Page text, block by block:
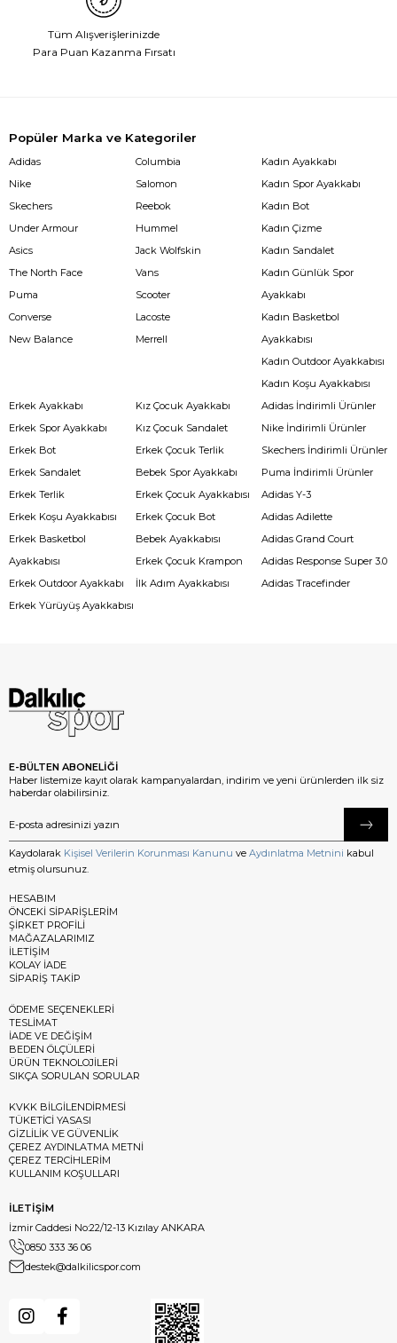
Tüm Alışverişlerinizde
Para Puan Kazanma Fırsatı
Popüler Marka ve Kategoriler
Adidas
Nike
Skechers
Under Armour
Asics
The North Face
Puma
Converse
New Balance
Columbia
Salomon
Reebok
Hummel
Jack Wolfskin
Vans
Scooter
Lacoste
Merrell
Kadın Ayakkabı
Kadın Spor Ayakkabı
Kadın Bot
Kadın Çizme
Kadın Sandalet
Kadın Günlük Spor
Ayakkabı
Kadın Basketbol
Ayakkabısı
Kadın Outdoor Ayakkabısı
Kadın Koşu Ayakkabısı
Erkek Ayakkabı
Erkek Spor Ayakkabı
Erkek Bot
Erkek Sandalet
Erkek Terlik
Erkek Koşu Ayakkabısı
Erkek Basketbol
Ayakkabısı
Erkek Outdoor Ayakkabı
Erkek Yürüyüş Ayakkabısı
Kız Çocuk Ayakkabı
Kız Çocuk Sandalet
Erkek Çocuk Terlik
Bebek Spor Ayakkabı
Erkek Çocuk Ayakkabısı
Erkek Çocuk Bot
Bebek Ayakkabısı
Erkek Çocuk Krampon
İlk Adım Ayakkabısı
Adidas İndirimli Ürünler
Nike İndirimli Ürünler
Skechers İndirimli Ürünler
Puma İndirimli Ürünler
Adidas Y-3
Adidas Adilette
Adidas Grand Court
Adidas Response Super 3.0
Adidas Tracefinder
E-BÜLTEN ABONELİĞİ
Haber listemize kayıt olarak kampanyalardan, indirim ve yeni ürünlerden ilk siz
haberdar olabilirsiniz.
Kaydolarak Kişisel Verilerin Korunması Kanunu ve Aydınlatma Metnini kabul
etmiş olursunuz.
HESABIM
ÖNCEKİ SİPARİŞLERİM
ŞİRKET PROFİLİ
MAĞAZALARIMIZ
İLETİŞİM
KOLAY İADE
SİPARİŞ TAKİP
ÖDEME SEÇENEKLERİ
TESLİMAT
İADE VE DEĞİŞİM
BEDEN ÖLÇÜLERİ
ÜRÜN TEKNOLOJİLERİ
SIKÇA SORULAN SORULAR
KVKK BİLGİLENDİRMESİ
TÜKETİCİ YASASI
GİZLİLİK VE GÜVENLİK
ÇEREZ AYDINLATMA METNİ
ÇEREZ TERCİHLERİM
KULLANIM KOŞULLARI
İLETİŞİM
İzmir Caddesi No:22/12-13 Kızılay ANKARA
0850 333 36 06
destek@dalkilicspor.com